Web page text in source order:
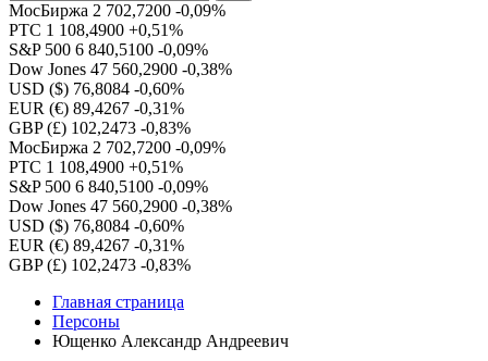
МосБиржа 2 702,7200 -0,09%
РТС 1 108,4900 +0,51%
S&P 500 6 840,5100 -0,09%
Dow Jones 47 560,2900 -0,38%
USD ($) 76,8084 -0,60%
EUR (€) 89,4267 -0,31%
GBP (£) 102,2473 -0,83%
МосБиржа 2 702,7200 -0,09%
РТС 1 108,4900 +0,51%
S&P 500 6 840,5100 -0,09%
Dow Jones 47 560,2900 -0,38%
USD ($) 76,8084 -0,60%
EUR (€) 89,4267 -0,31%
GBP (£) 102,2473 -0,83%
Главная страница
Персоны
Ющенко Александр Андреевич